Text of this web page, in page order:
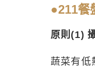
●211餐
原則(1)
蔬菜有低